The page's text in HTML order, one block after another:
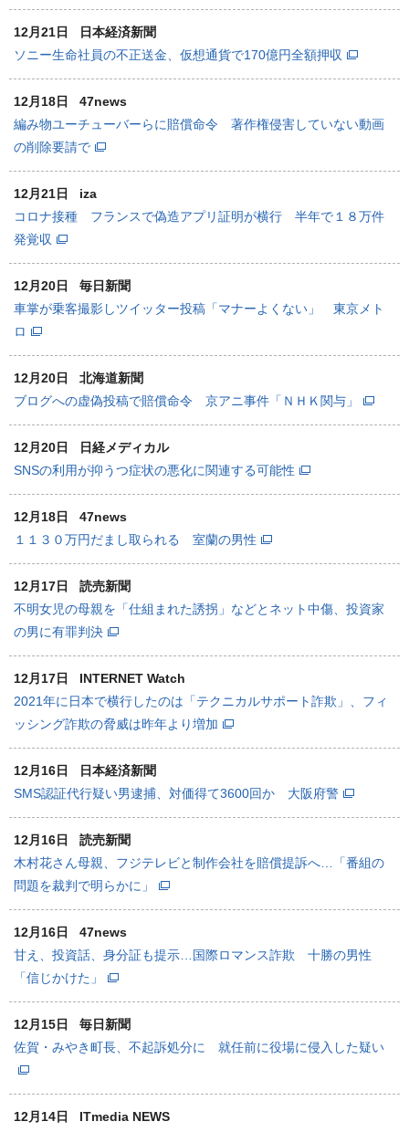
12月21日
日本経済新聞
ソニー生命社員の不正送金、仮想通貨で170億円全額押収
12月18日
47news
編み物ユーチューバーらに賠償命令 著作権侵害していない動画
の削除要請で
12月21日
iza
コロナ接種 フランスで偽造アプリ証明が横行 半年で１８万件
発覚収
12月20日
毎日新聞
車掌が乗客撮影しツイッター投稿「マナーよくない」 東京メト
ロ
12月20日
北海道新聞
ブログへの虚偽投稿で賠償命令 京アニ事件「ＮＨＫ関与」
12月20日
日経メディカル
SNSの利用が抑うつ症状の悪化に関連する可能性
12月18日
47news
１１３０万円だまし取られる 室蘭の男性
12月17日
読売新聞
不明女児の母親を「仕組まれた誘拐」などとネット中傷、投資家
の男に有罪判決
12月17日
INTERNET Watch
2021年に日本で横行したのは「テクニカルサポート詐欺」、フィ
ッシング詐欺の脅威は昨年より増加
12月16日
日本経済新聞
SMS認証代行疑い男逮捕、対価得て3600回か 大阪府警
12月16日
読売新聞
木村花さん母親、フジテレビと制作会社を賠償提訴へ…「番組の
問題を裁判で明らかに」
12月16日
47news
甘え、投資話、身分証も提示…国際ロマンス詐欺 十勝の男性
「信じかけた」
12月15日
毎日新聞
佐賀・みやき町長、不起訴処分に 就任前に役場に侵入した疑い
12月14日 ITmedia NEWS